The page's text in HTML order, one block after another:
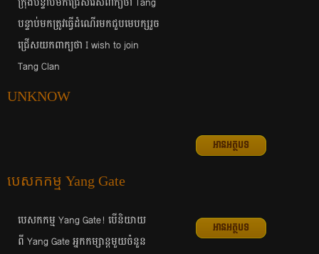
បន្ទាប់​មក​ត្រូវ​ធ្វើ​ដំណើរ​មក​ជួប​មេបក្ស​​រួច​
ជ្រើស​យក​ពាក្យ​ថា I wish to join
Tang Clan
UNKNOW
អានអត្ថបទ
បេសកកម្ម​ Yang Gate
បេសកកម្ម​ Yang Gate! បើ​​និយាយ​
ពី Yang Gate ​អ្នក​កម្សាន្ត​មួយ​ចំនួន​
អានអត្ថបទ